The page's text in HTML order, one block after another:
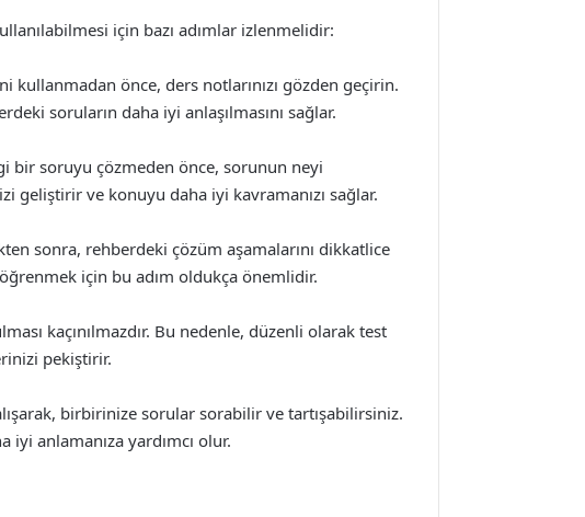
için bazı adımlar izlenmelidir:
önce, ders notlarınızı gözden geçirin.
soruların daha iyi anlaşılmasını sağlar.
bir soruyu çözmeden önce, sorunun neyi
geliştirir ve konuyu daha iyi kavramanızı sağlar.
sonra, rehberdeki çözüm aşamalarını dikkatlice
için bu adım oldukça önemlidir.
kaçınılmazdır. Bu nedenle, düzenli olarak test
pekiştirir.
birbirinize sorular sorabilir ve tartışabilirsiniz.
iyi anlamanıza yardımcı olur.